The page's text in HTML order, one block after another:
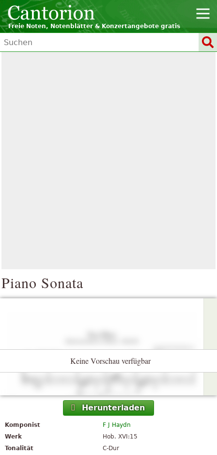
Freie Noten, Notenblätter & Konzertangebote gratis
Piano Sonata
Keine Vorschau verfügbar
Herunterladen
Komponist
F J Haydn
Werk
Hob. XVI:15
Tonalität
C-Dur